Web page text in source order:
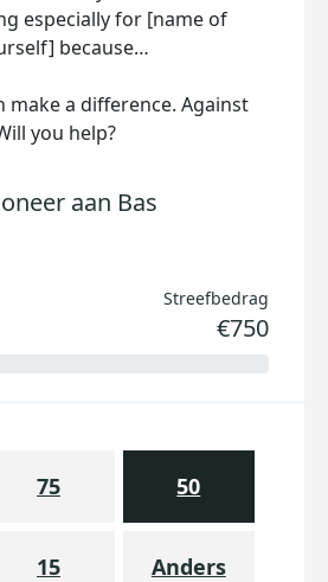
especially for [name of
because…
make a difference. Against
you help?
aan Bas
Streefbedrag
€750
75 50
15 Anders